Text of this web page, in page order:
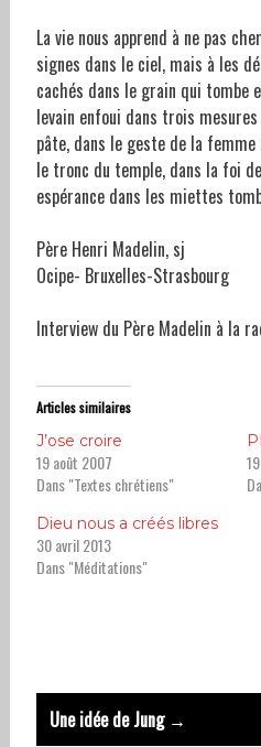
La vie nous apprend à ne pas
signes dans le ciel, mais à les
cachés dans le grain qui
levain enfoui dans trois
pâte, dans le geste de la
le tronc du temple, dans la foi
espérance dans les miettes
Père Henri Madelin, sj
Ocipe- Bruxelles-Strasbourg
Interview du Père Madelin à la
Articles similaires
J’ose croire
19 août 2007
Dans "Textes chrétiens"
Dieu nous a créés libres
30 avril 2013
Dans "Méditations"
Post
Une idée de Jung →